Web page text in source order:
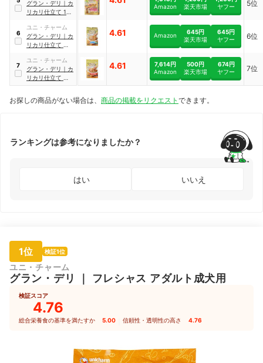
グラン・デリ ｜ カ
リカリ仕立て 13
ンスセレクト
Amazon
楽天市場
ヤフー
5位
6
ユニ・チャーム
グラン・デリ ｜ カ
リカリ仕立て 低脂
りセレクト
4.61 Amazon
645円
楽天市場
645円
ヤフー
6位
7
ユニ・チャーム
グラン・デリ ｜ カ
リカリ仕立て 成犬
用 味わいビーフ入
4.61
7,614円
Amazon
500円
楽天市場
674円
ヤフー
7位
お探しの商品がない場合は、 商品の掲載をリクエスト できます。
ランキングは参考になりましたか？
はい いいえ
1位 検証1位
ユニ・チャーム
グラン・デリ フレシャス アダルト成犬用
検証スコア
4.76
総合栄養食の基準を満たすか 5.00 信頼性・透明性の高さ 4.76